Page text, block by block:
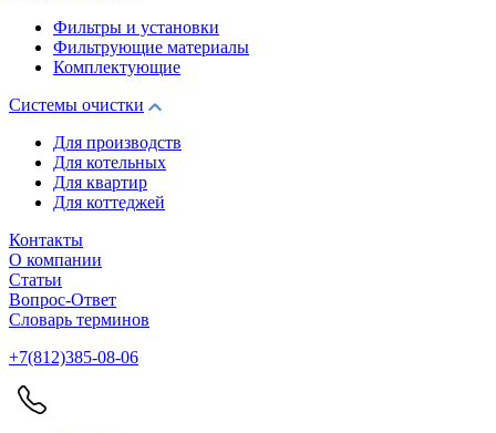
Фильтры и установки
Фильтрующие материалы
Комплектующие
Системы очистки
Для производств
Для котельных
Для квартир
Для коттеджей
Контакты
О компании
Статьи
Вопрос-Ответ
Словарь терминов
+7(812)385-08-06